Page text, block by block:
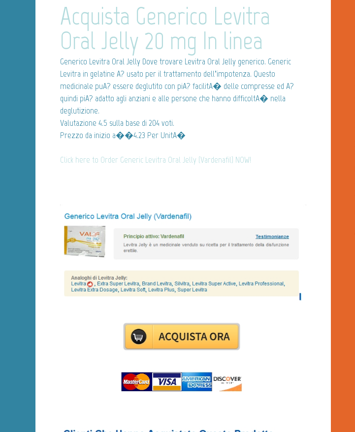
Acquista Generico Levitra
Oral Jelly 20 mg In linea
Generico Levitra Oral Jelly Dove trovare Levitra Oral Jelly generico. Generic
Levitra in gelatine A? usato per il trattamento dell’impotenza. Questo
medicinale puA? essere deglutito con piA? facilitA� delle compresse ed A?
quindi piA? adatto agli anziani e alle persone che hanno difficoltA� nella
deglutizione.
Valutazione 4.5 sulla base di 204 voti.
Prezzo da inizio a��4.23 Per UnitA�
Click here to Order Generic Levitra Oral Jelly (Vardenafil) NOW!